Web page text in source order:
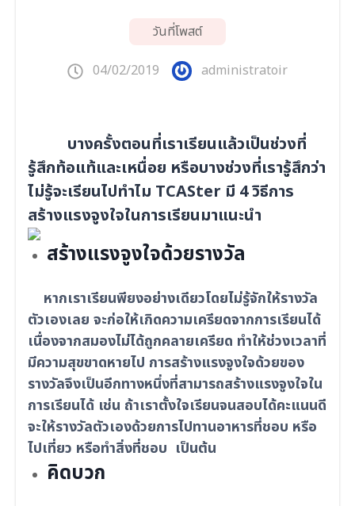
วันที่โพสต์
04/02/2019 administratoir
บางครั้งตอนที่เราเรียนแล้วเป็นช่วงที่
รู้สึกท้อแท้และเหนื่อย หรือบางช่วงที่เรารู้สึกว่า
ไม่รู้จะเรียนไปทำไม TCASter มี 4 วิธีการ
สร้างแรงจูงใจในการเรียนมาแนะนำ
สร้างแรงจูงใจด้วยรางวัล
หากเราเรียนพียงอย่างเดียวโดยไม่รู้จักให้รางวัล
ตัวเองเลย จะก่อให้เกิดความเครียดจากการเรียนได้
เนื่องจากสมองไม่ได้ถูกคลายเครียด ทำให้ช่วงเวลาที่
มีความสุขขาดหายไป การสร้างแรงจูงใจด้วยของ
รางวัลจึงเป็นอีกทางหนึ่งที่สามารถสร้างแรงจูงใจใน
การเรียนได้ เช่น ถ้าเราตั้งใจเรียนจนสอบได้คะแนนดี
จะให้รางวัลตัวเองด้วยการไปทานอาหารที่ชอบ หรือ
ไปเที่ยว หรือทำสิ่งที่ชอบ เป็นต้น
คิดบวก